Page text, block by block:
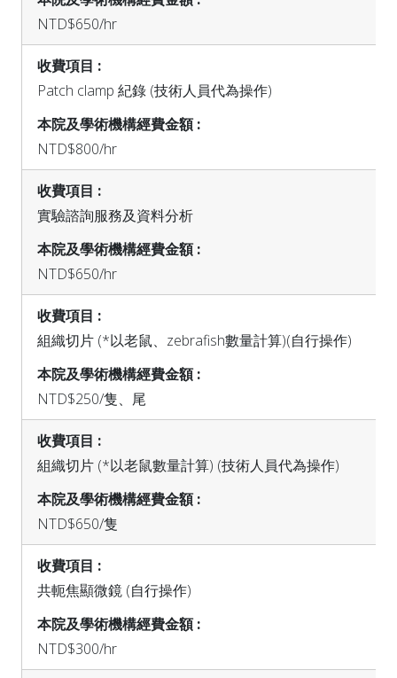
NTD$650/hr
Patch clamp 紀錄 (技術人員代為操作)
NTD$800/hr
實驗諮詢服務及資料分析
NTD$650/hr
組織切片 (*以老鼠、zebrafish數量計算)(自行操作)
NTD$250/隻、尾
組織切片 (*以老鼠數量計算) (技術人員代為操作)
NTD$650/隻
共軛焦顯微鏡 (自行操作)
NTD$300/hr